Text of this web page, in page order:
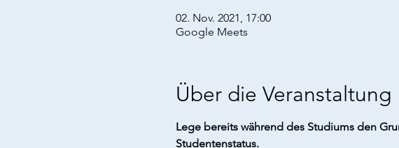
02. Nov. 2021, 17:00
Google Meets
Über die Veranstaltung
Lege bereits während des Studiums den
Studentenstatus.